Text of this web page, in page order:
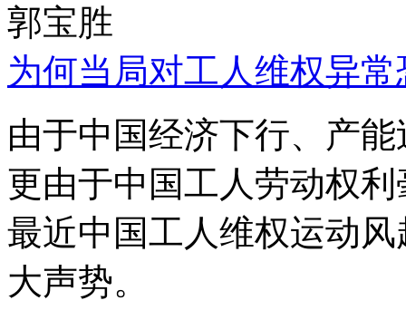
郭宝胜
为何当局对工人维权异
由于中国经济下行、产
更由于中国工人劳动权
最近中国工人维权运动
大声势。